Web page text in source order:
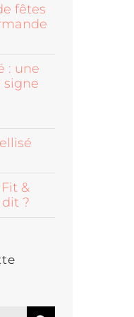
fêtes
: une
signe
&
?